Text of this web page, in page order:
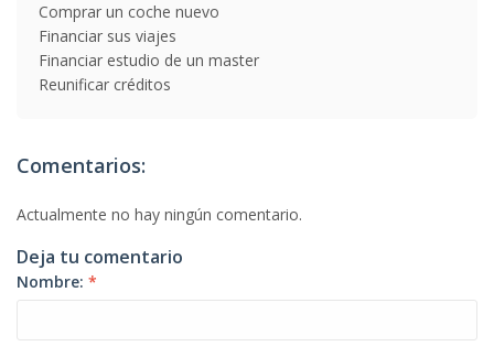
Comprar un coche nuevo
Financiar sus viajes
Financiar estudio de un master
Reunificar créditos
Comentarios:
Actualmente no hay ningún comentario.
Deja tu comentario
Nombre: *